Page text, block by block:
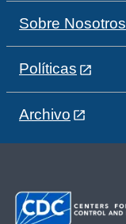
Sobre Nosotros
Políticas
Archivo